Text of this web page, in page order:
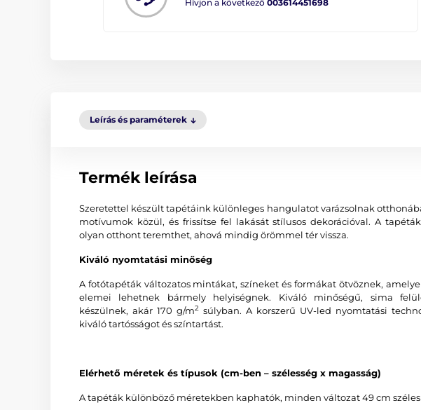
Hívjon a következő 003614451698
Leírás és paraméterek
Termék leírása
Szeretettel készült tapétáink különleges hangulatot varázsolnak
motívumok közül, és frissítse fel lakását stílusos dekorációval. A
olyan otthont teremthet, ahová mindig örömmel tér vissza.
Kiváló nyomtatási minőség
A fotótapéták változatos mintákat, színeket és formákat ötvöznek,
elemei lehetnek bármely helyiségnek. Kiváló minőségű, sima
készülnek, akár 170 g/m2
súlyban. A korszerű UV-led nyomtatási
kiváló tartósságot és színtartást.
Elérhető méretek és típusok (cm-ben – szélesség x magasság)
A tapéták különböző méretekben kaphatók, minden változat 49 cm